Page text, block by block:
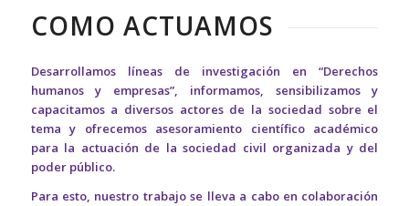
COMO ACTUAMOS
Desarrollamos líneas de investigación en “Derechos
humanos y empresas”, informamos, sensibilizamos y
capacitamos a diversos actores de la sociedad sobre el
tema y ofrecemos asesoramiento científico académico
para la actuación de la sociedad civil organizada y del
poder público.
Para esto, nuestro trabajo se lleva a cabo en colaboración